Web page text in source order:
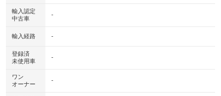
輸入認定
中古車
-
輸入経路 -
登録済
未使用車
-
ワン
オーナー
-